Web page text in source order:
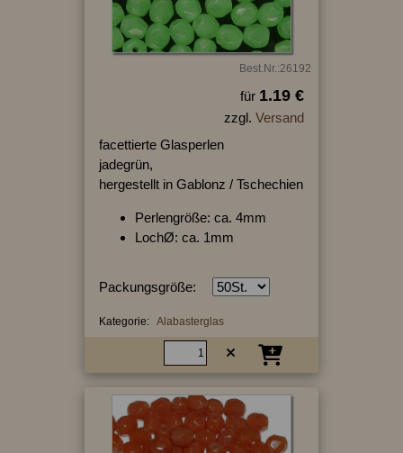
Best.Nr.:26192
für 1.19 €
zzgl. Versand
facettierte Glasperlen
jadegrün,
hergestellt in Gablonz / Tschechien
Perlengröße: ca. 4mm
LochØ: ca. 1mm
Packungsgröße:
Kategorie: Alabasterglas